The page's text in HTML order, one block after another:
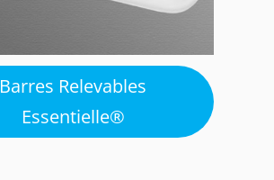
Barres Relevables
Essentielle®